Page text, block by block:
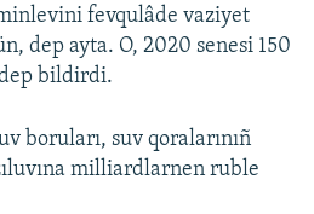
fevqulâde vaziyet
dep ayta. O, 2020 senesi 150
bildirdi.
boruları, suv qoralarınıñ
milliardlarnen ruble